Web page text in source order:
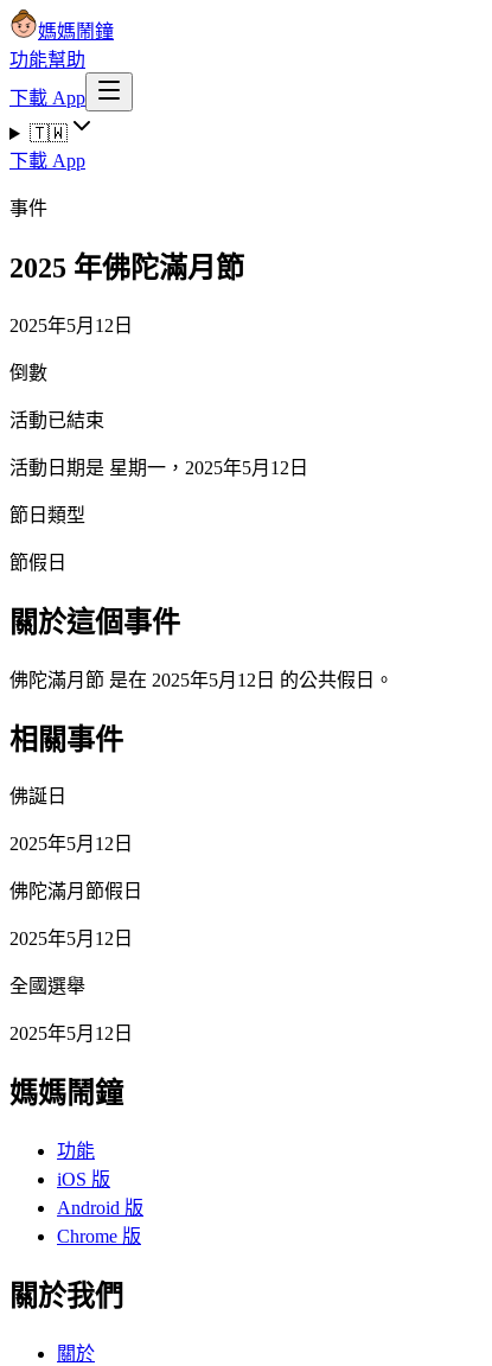
媽媽鬧鐘
功能幫助
下載 App
🇹🇼
下載 App
事件
2025 年佛陀滿月節
2025年5月12日
倒數
活動已結束
活動日期是 星期一，2025年5月12日
節日類型
節假日
關於這個事件
佛陀滿月節 是在 2025年5月12日 的公共假日。
相關事件
佛誕日
2025年5月12日
佛陀滿月節假日
2025年5月12日
全國選舉
2025年5月12日
媽媽鬧鐘
功能
iOS 版
Android 版
Chrome 版
關於我們
關於